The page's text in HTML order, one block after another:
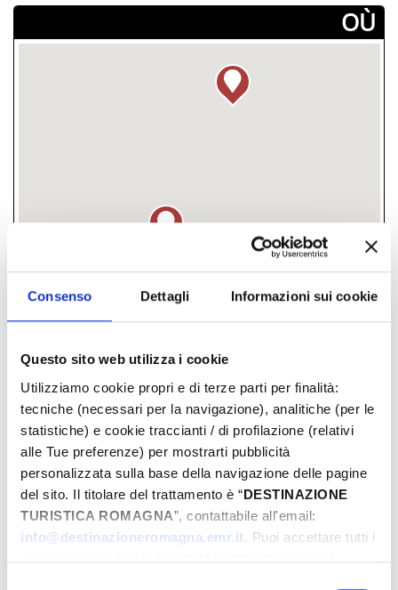
Consenso Dettagli Informazioni sui cookie
Questo sito web utilizza i cookie
Utilizziamo cookie propri e di terze parti per finalità:
tecniche (necessari per la navigazione), analitiche (per le
statistiche) e cookie traccianti / di profilazione (relativi
alle Tue preferenze) per mostrarti pubblicità
personalizzata sulla base della navigazione delle pagine
del sito. Il titolare del trattamento è “DESTINAZIONE
TURISTICA ROMAGNA”, contattabile all'email:
info@destinazioneromagna.emr.it. Puoi accettare tutti i
cookie premendo il pulsante “Accetta tutti i cookie”,
­OÙ
Piazza della Repubblica, Misano
Adriatico, (RN)
Piazzale Roma, Misano Adriatico, (RN)
­ GRATUITE
JOURS & HEURES
Juin-2026
Lun
Mar Mer Jeu Ven Sam
Dim